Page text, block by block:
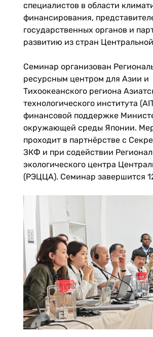
специалистов в области
финансирования,
государственных органов и
развитию из стран
Семинар организован
ресурсным центром для Азии и
Тихоокеанского региона
технологического института
финансовой поддержке
окружающей среды Японии.
проходит в партнёрстве с
ЗКФ и при содействии
экологического центра
(РЭЦЦА). Семинар завершится